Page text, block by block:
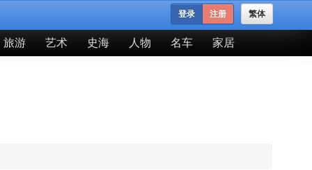
繁体
登录 注册
旅游 艺术 史海 人物 名车 家居